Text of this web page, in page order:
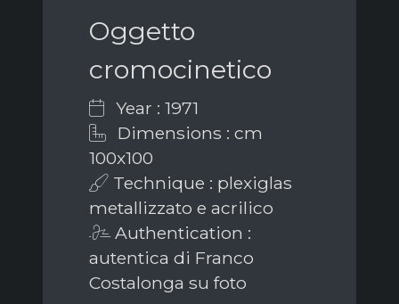
Oggetto
cromocinetico
Year : 1971
Dimensions : cm
100x100
Technique : plexiglas
metallizzato e acrilico
Authentication :
autentica di Franco
Costalonga su foto